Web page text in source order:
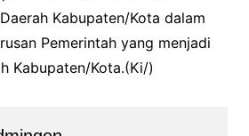
Kabupaten/Kota dalam
Pemerintah yang menjadi
Kabupaten/Kota.(Ki/)